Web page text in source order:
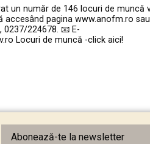
un număr de 146 locuri de muncă
pagina www.anofm.ro
224678. 📧 E-
Locuri de muncă -click aici!
Abonează-te la newsletter